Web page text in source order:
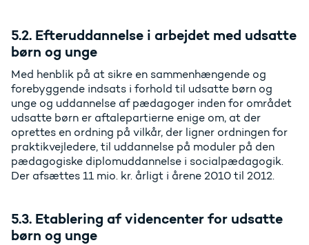
5.2. Efteruddannelse i arbejdet med udsatte
børn og unge
Med henblik på at sikre en sammenhængende og
forebyggende indsats i forhold til udsatte børn og
unge og uddannelse af pædagoger inden for området
udsatte børn er aftalepartierne enige om, at der
oprettes en ordning på vilkår, der ligner ordningen for
praktikvejledere, til uddannelse på moduler på den
pædagogiske diplomuddannelse i socialpædagogik.
Der afsættes 11 mio. kr. årligt i årene 2010 til 2012.
5.3. Etablering af videncenter for udsatte
børn og unge